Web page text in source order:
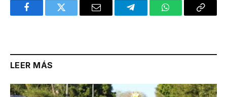
FacebookTwitter Email TelegramWhatsAppCopy
LEER MÁS